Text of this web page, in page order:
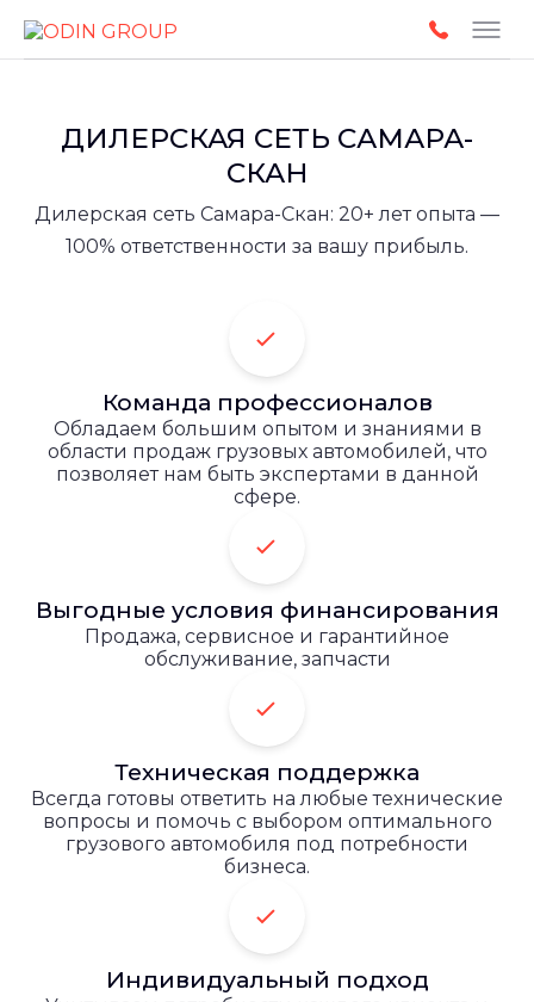
ДИЛЕРСКАЯ СЕТЬ САМАРА-
СКАН
Дилерская сеть Самара-Скан: 20+ лет опыта —
100% ответственности за вашу прибыль.
Команда профессионалов
Обладаем большим опытом и знаниями в
области продаж грузовых автомобилей, что
позволяет нам быть экспертами в данной
сфере.
Выгодные условия финансирования
Продажа, сервисное и гарантийное
обслуживание, запчасти
Техническая поддержка
Всегда готовы ответить на любые технические
вопросы и помочь с выбором оптимального
грузового автомобиля под потребности
бизнеса.
Индивидуальный подход